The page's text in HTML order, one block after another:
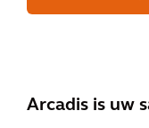
Arcadis is uw